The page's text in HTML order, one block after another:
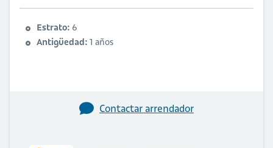
Estrato: 6
Antigüedad: 1 años
Contactar arrendador